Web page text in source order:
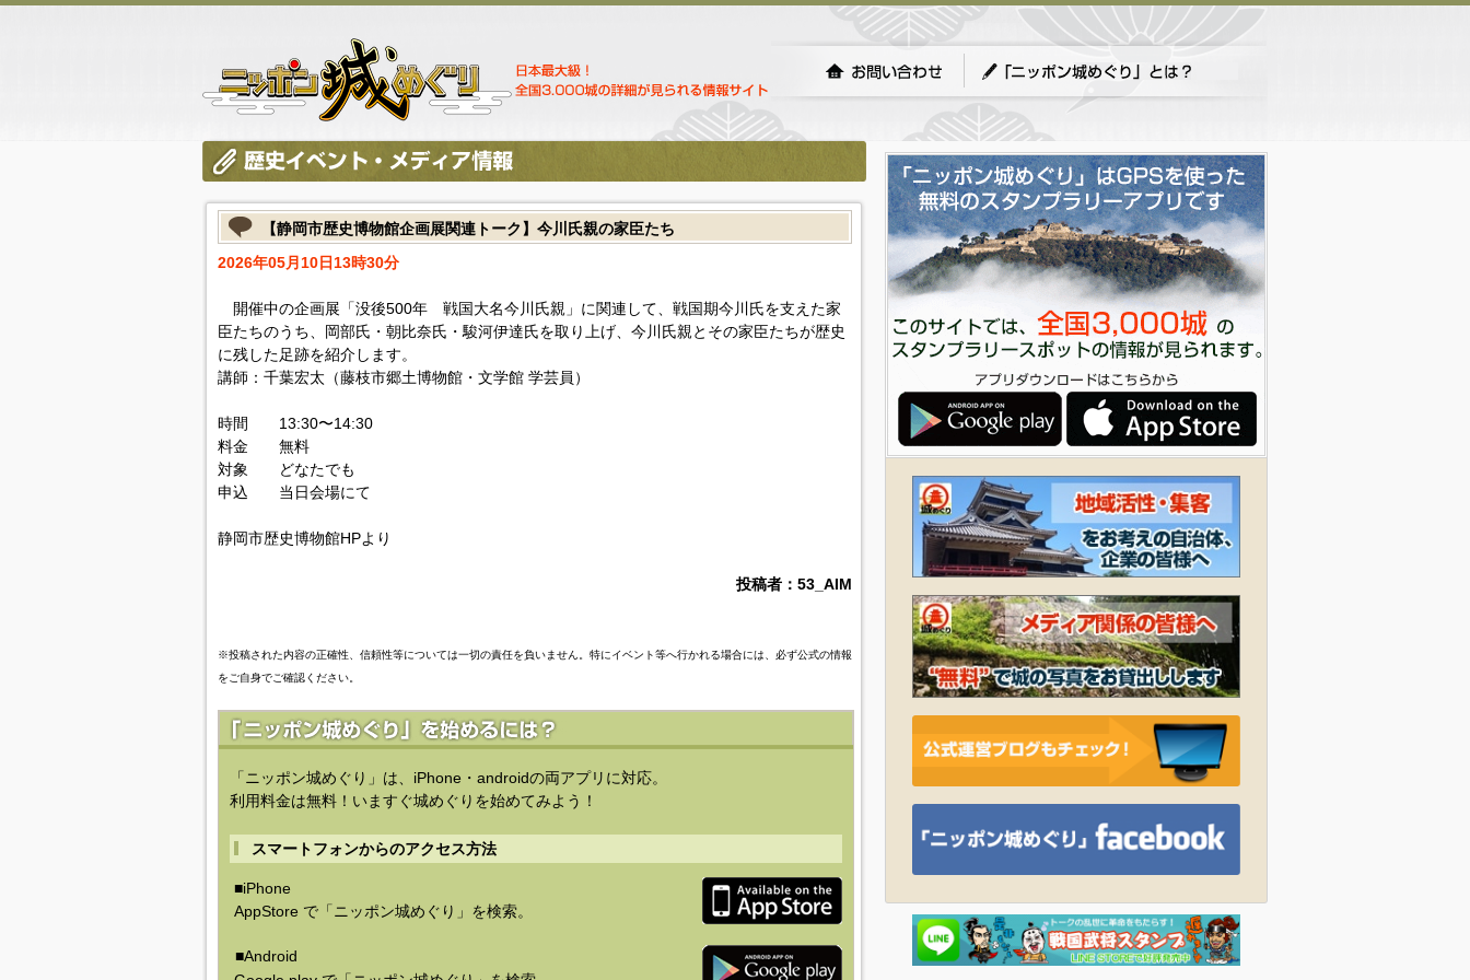
【静岡市歴史博物館企画展関連トーク】今川氏親の家臣たち
2026年05月10日13時30分
開催中の企画展「没後500年 戦国大名今川氏親」に関連して、戦国期今川氏を支えた家
臣たちのうち、岡部氏・朝比奈氏・駿河伊達氏を取り上げ、今川氏親とその家臣たちが歴史
に残した足跡を紹介します。
講師：千葉宏太（藤枝市郷土博物館・文学館 学芸員）
時間 13:30〜14:30
料金 無料
対象 どなたでも
申込 当日会場にて
静岡市歴史博物館HPより
投稿者：53_AIM
※投稿された内容の正確性、信頼性等については一切の責任を負いません。特にイベント等へ行かれる場合には、必ず公式の情報
をご自身でご確認ください。
「ニッポン城めぐり」は、iPhone・androidの両アプリに対応。
利用料金は無料！いますぐ城めぐりを始めてみよう！
スマートフォンからのアクセス方法
■iPhone
AppStore で「ニッポン城めぐり」を検索。
■Android